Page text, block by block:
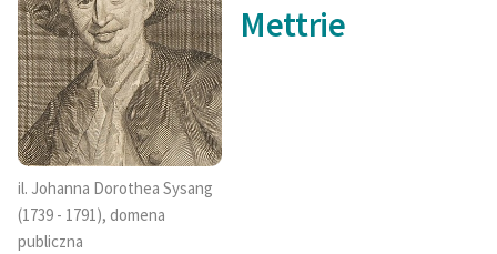
Popularyzacja
skandynawskiej literatury
feministycznej
Ręce pełne poezji
Kolekcje edukacyjne
twórców przechodzących
do domeny publicznej,
lektur szkolnych oraz
il. Johanna Dorothea Sysang
(1739 - 1791), domena
publiczna
Mettrie